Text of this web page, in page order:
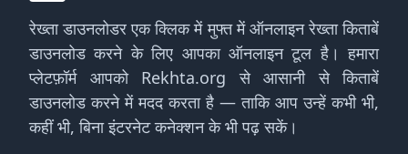
रेख्ता डाउनलोडर एक क्लिक में मुफ्त में ऑनलाइन रेख्ता किताबें
डाउनलोड करने के लिए आपका ऑनलाइन टूल है। हमारा
प्लेटफ़ॉर्म आपको Rekhta.org से आसानी से किताबें
डाउनलोड करने में मदद करता है — ताकि आप उन्हें कभी भी,
कहीं भी, बिना इंटरनेट कनेक्शन के भी पढ़ सकें।